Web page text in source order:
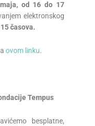
maja, od 16 do 17
elektronskog
5časova.
ovom linku.
Tempus
besplatne,